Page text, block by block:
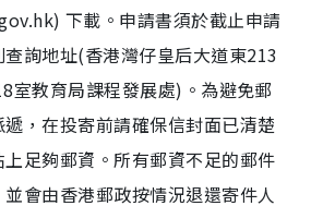
下載。申請書須於截止申請
詢地址(香港灣仔皇后大道東213
室教育局課程發展處)。為避免郵
，在投寄前請確保信封面已清楚
足夠郵資。所有郵資不足的郵件
會由香港郵政按情況退還寄件人